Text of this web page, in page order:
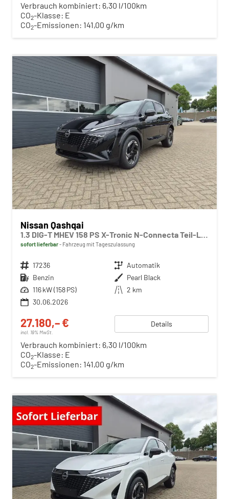
Verbrauch kombiniert: 6,30 l/100km
CO2-Klasse: E
CO2-Emissionen: 141,00 g/km
Nissan Qashqai
1.3 DIG-T MHEV 158 PS X-Tronic N-Connecta Teil-Leder PanoGlasdach Klimaautomatik Sitzheizung Lenkradheizung Navi ACC PDC v+h 360°Kamera DAB Bluetooth Touchscreen Apple CarPlay Android Auto 18"LM
sofort lieferbar Fahrzeug mit Tageszulassung
Fahrzeugnr. 17236 Getriebe Automatik
Kraftstoff Benzin Außenfarbe Pearl Black
Leistung 116 kW (158 PS) Kilometerstand 2 km
30.06.2026
27.180,– €
incl. 19% MwSt.
Details
Verbrauch kombiniert: 6,30 l/100km
CO2-Klasse: E
CO2-Emissionen: 141,00 g/km